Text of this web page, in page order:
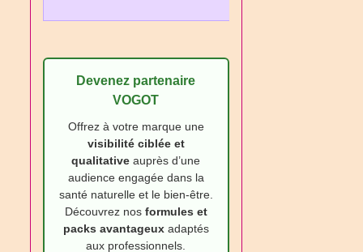
Devenez partenaire
VOGOT
Offrez à votre marque une
visibilité ciblée et
qualitative auprès d’une
audience engagée dans la
santé naturelle et le bien‑être.
Découvrez nos formules et
packs avantageuxadaptés
aux professionnels.